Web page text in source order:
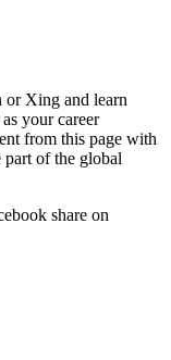
or Xing and learn
your career
from this page with
of the global
share on